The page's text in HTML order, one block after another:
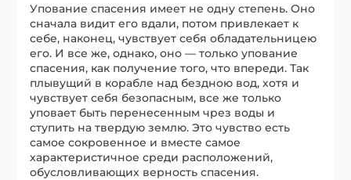
Упование спасения имеет не одну степень. Оно
сначала видит его вдали, потом привлекает к
себе, наконец, чувствует себя обладательницею
его. И все же, однако, оно — только упование
спасения, как получение того, что впереди. Так
плывущий в корабле над бездною вод, хотя и
чувствует себя безопасным, все же только
уповает быть перенесенным чрез воды и
ступить на твердую землю. Это чувство есть
самое сокровенное и вместе самое
характеристичное среди расположений,
обусловливающих верность спасения.